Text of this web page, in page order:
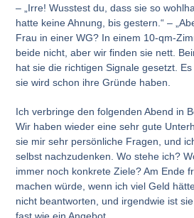
– „Irre! Wusstest du, dass sie so
hatte keine Ahnung, bis gestern.“ –
Frau in einer WG? In einem 10-qm-
beide nicht, aber wir finden sie nett.
hat sie die richtigen Signale gesetzt.
sie wird schon ihre Gründe haben.
Ich verbringe den folgenden Abend in
Wir haben wieder eine sehr gute
sie mir sehr persönliche Fragen, und
selbst nachzudenken. Wo stehe ich?
immer noch konkrete Ziele? Am Ende
machen würde, wenn ich viel Geld
nicht beantworten, und irgendwie ist